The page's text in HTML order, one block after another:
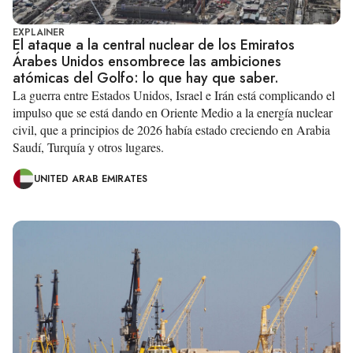
EXPLAINER
El ataque a la central nuclear de los Emiratos
Árabes Unidos ensombrece las ambiciones
atómicas del Golfo: lo que hay que saber.
La guerra entre Estados Unidos, Israel e Irán está complicando el
impulso que se está dando en Oriente Medio a la energía nuclear
civil, que a principios de 2026 había estado creciendo en Arabia
Saudí, Turquía y otros lugares.
UNITED ARAB EMIRATES